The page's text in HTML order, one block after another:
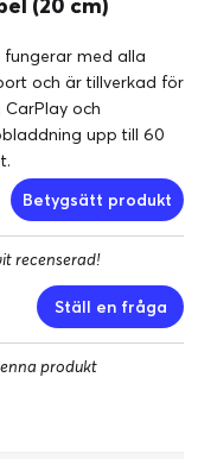
med alla
och är tillverkad för
CarPlay och
upp till 60
Betygsätt produkt
recenserad!
Ställ en fråga
produkt